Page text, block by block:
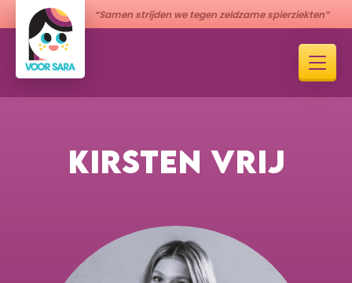
“Samen strijden we tegen zeldzame spierziekten”
KIRSTEN VRIJ